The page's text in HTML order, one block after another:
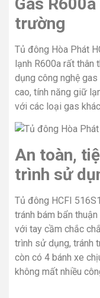
trường
Tủ đông Hòa Phát
lạnh R600a rất thân
dụng công nghệ
cao, tính năng giữ
với các loại gas khác.
An toàn,
trình sử
Tủ đông HCFI
tránh bám bẩn
với tay cầm chắc
trình sử dụng, tránh
còn có 4 bánh xe
không mất nhiều